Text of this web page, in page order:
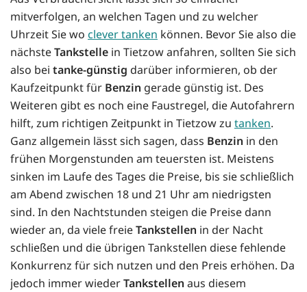
mitverfolgen, an welchen Tagen und zu welcher
Uhrzeit Sie wo clever tanken können. Bevor Sie also die
nächsteTankstelle in Tietzow anfahren, sollten Sie sich
also bei tanke-günstig darüber informieren, ob der
Kaufzeitpunkt für Benzin gerade günstig ist. Des
Weiteren gibt es noch eine Faustregel, die Autofahrern
hilft, zum richtigen Zeitpunkt in Tietzow zu tanken.
Ganz allgemein lässt sich sagen, dass Benzin in den
frühen Morgenstunden am teuersten ist. Meistens
sinken im Laufe des Tages die Preise, bis sie schließlich
am Abend zwischen 18 und 21 Uhr am niedrigsten
sind. In den Nachtstunden steigen die Preise dann
wieder an, da viele freieTankstellen in der Nacht
schließen und die übrigen Tankstellen diese fehlende
Konkurrenz für sich nutzen und den Preis erhöhen. Da
jedoch immer wiederTankstellen aus diesem